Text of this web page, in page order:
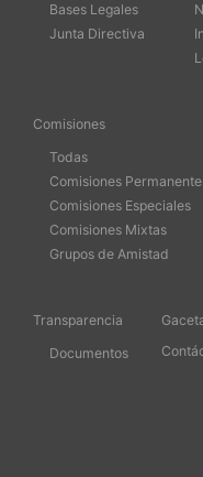
Bases Legales
Junta Directiva
Comisiones
Todas
Comisiones
Comisiones Especiales
Comisiones Mixtas
Grupos de Amistad
Transparencia
Documentos